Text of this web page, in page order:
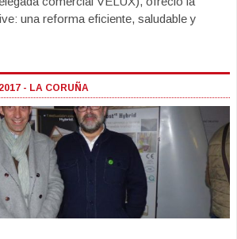
una reforma eficiente, saludable y
- LA CORUÑA